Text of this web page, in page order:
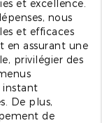
et excellence.
nous
et efficaces
assurant une
privilégier des
instant
De plus,
de